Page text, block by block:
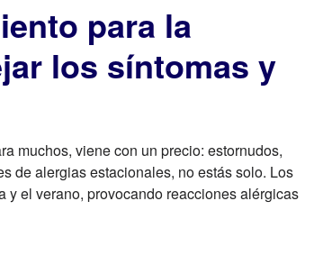
para la
los síntomas y
muchos, viene con un precio: estornudos,
de alergias estacionales, no estás solo. Los
y el verano, provocando reacciones alérgicas